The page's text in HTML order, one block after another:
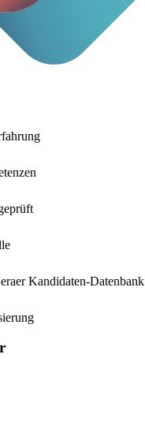
Kandidaten-Datenbank